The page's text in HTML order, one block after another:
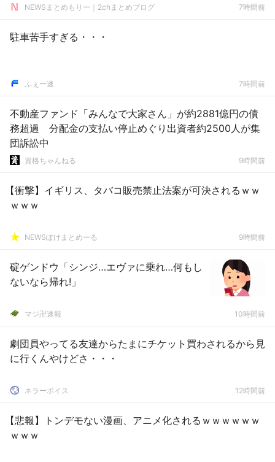
NEWSまとめもりー｜2chまとめブログ 7時間前
駐車苦手すぎる・・・
ふぇー速 7時間前
不動産ファンド「みんなで大家さん」が約2881億円の債
務超過 分配金の支払い停止めぐり出資者約2500人が集
団訴訟中
資格ちゃんねる 9時間前
【衝撃】イギリス、タバコ販売禁止法案が可決されるｗｗ
ｗｗｗ
NEWSぽけまとめーる 9時間前
碇ゲンドウ「シンジ…エヴァに乗れ…何もし
ないなら帰れ!」
マジ卍速報 10時間前
劇団員やってる友達からたまにチケット買わされるから見
に行くんやけどさ・・・
ネラーボイス 12時間前
【悲報】トンデモない漫画、アニメ化されるｗｗｗｗｗｗ
ｗｗｗ